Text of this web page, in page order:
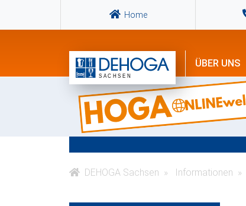
Home
ÜBER UNS
DEHOGA Sachsen Informationen